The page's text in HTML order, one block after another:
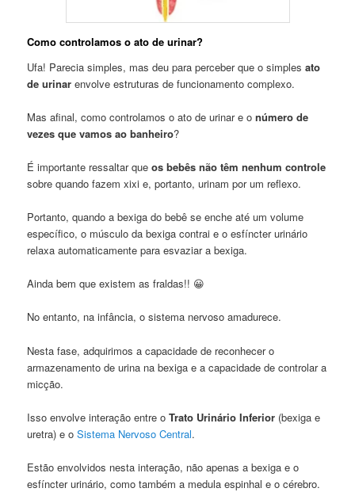
Como controlamos o ato de urinar?
Ufa! Parecia simples, mas deu para perceber que o simplesato
de urinar envolve estruturas de funcionamento complexo.
Mas afinal, como controlamos o ato de urinar e onúmero de
vezes que vamos ao banheiro?
É importante ressaltar que os bebês não têm nenhum controle
sobre quando fazem xixi e, portanto, urinam por um reflexo.
Portanto, quando a bexiga do bebê se enche até um volume
específico, o músculo da bexiga contrai e o esfíncter urinário
relaxa automaticamente para esvaziar a bexiga.
Ainda bem que existem as fraldas!! 😀
No entanto, na infância, o sistema nervoso amadurece.
Nesta fase, adquirimos a capacidade de reconhecer o
armazenamento de urina na bexiga e a capacidade de controlar a
micção.
Isso envolve interação entre oTrato Urinário Inferior (bexiga e
uretra) e oSistema Nervoso Central.
Estão envolvidos nesta interação, não apenas a bexiga e o
esfíncter urinário, como também a medula espinhal e o cérebro.